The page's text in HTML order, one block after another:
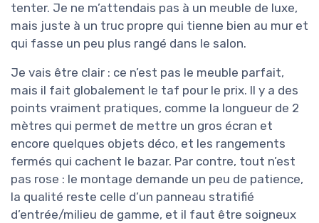
tenter. Je ne m’attendais pas à un meuble de luxe,
mais juste à un truc propre qui tienne bien au mur et
qui fasse un peu plus rangé dans le salon.
Je vais être clair : ce n’est pas le meuble parfait,
mais il fait globalement le taf pour le prix. Il y a des
points vraiment pratiques, comme la longueur de 2
mètres qui permet de mettre un gros écran et
encore quelques objets déco, et les rangements
fermés qui cachent le bazar. Par contre, tout n’est
pas rose : le montage demande un peu de patience,
la qualité reste celle d’un panneau stratifié
d’entrée/milieu de gamme, et il faut être soigneux